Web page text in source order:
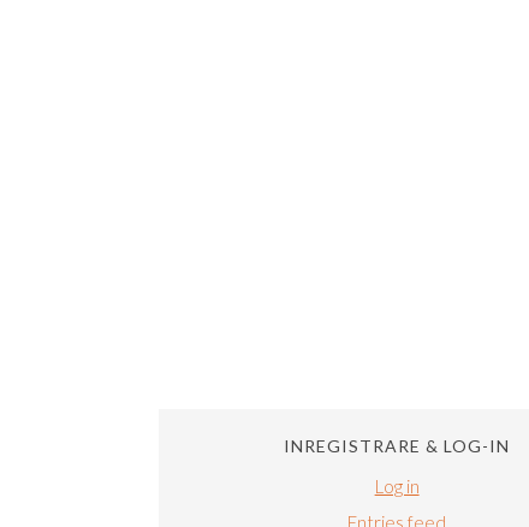
INREGISTRARE & LOG-IN
Log in
Entries feed